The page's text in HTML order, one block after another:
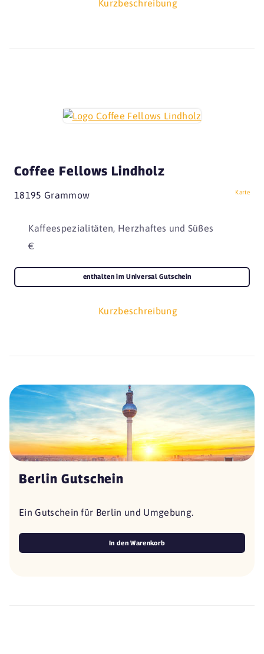
Kurzbeschreibung
Coffee Fellows Lindholz
18195 Grammow Karte
Kaffeespezialitäten, Herzhaftes und Süßes
€
Kurzbeschreibung
enthalten im Universal Gutschein
Berlin Gutschein
Ein Gutschein für Berlin und Umgebung.
In den Warenkorb